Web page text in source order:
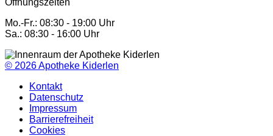
Öffnungszeiten
Mo.-Fr.: 08:30 - 19:00 Uhr
Sa.: 08:30 - 16:00 Uhr
© 2026Apotheke Kiderlen
Kontakt
Datenschutz
Impressum
Barrierefreiheit
Cookies